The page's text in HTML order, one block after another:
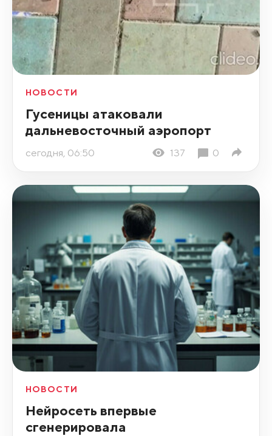
НОВОСТИ
Гусеницы атаковали
дальневосточный аэропорт
сегодня, 06:50 137 0
НОВОСТИ
Нейросеть впервые
сгенерировала